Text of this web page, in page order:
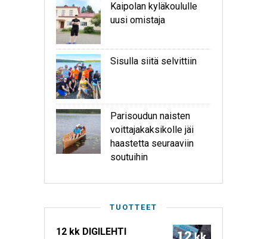
Kaipolan kyläkoululle
uusi omistaja
Sisulla siitä selvittiin
Parisoudun naisten
voittajakaksikolle jäi
haastetta seuraaviin
soutuihin
TUOTTEET
12 kk DIGILEHTI